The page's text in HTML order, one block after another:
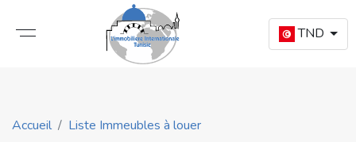
TND
Accueil Liste Immeubles à louer